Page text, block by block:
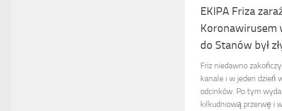
EKIPA Friza
Koronawirusem
do Stanów był
Friz niedawno
kanale i w jeden dzień
odcinków. Po tym
kilkudniową przerwę i